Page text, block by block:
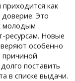
как
доверие. Это
молодым
ресурсам. Новые
особенно
поставить
в списке выдачи.